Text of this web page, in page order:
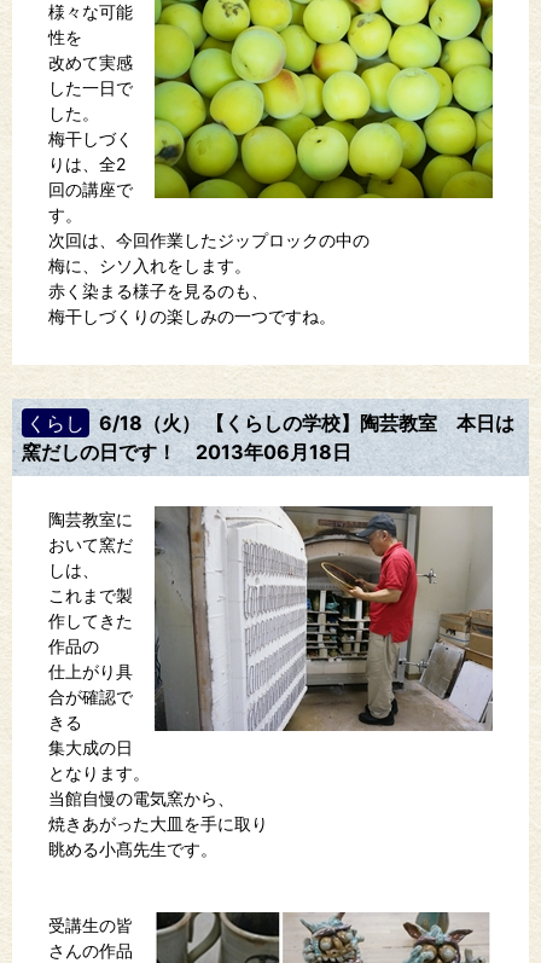
様々な可能
性を
改めて実感
した一日で
した。
梅干しづく
りは、全2
回の講座で
す。
次回は、今回作業したジップロックの中の
梅に、シソ入れをします。
赤く染まる様子を見るのも、
梅干しづくりの楽しみの一つですね。
くらし
6/18（火） 【くらしの学校】陶芸教室 本日は
窯だしの日です！
2013年06月18日
陶芸教室に
おいて窯だ
しは、
これまで製
作してきた
作品の
仕上がり具
合が確認で
きる
集大成の日
となります。
当館自慢の電気窯から、
焼きあがった大皿を手に取り
眺める小髙先生です。
受講生の皆
さんの作品